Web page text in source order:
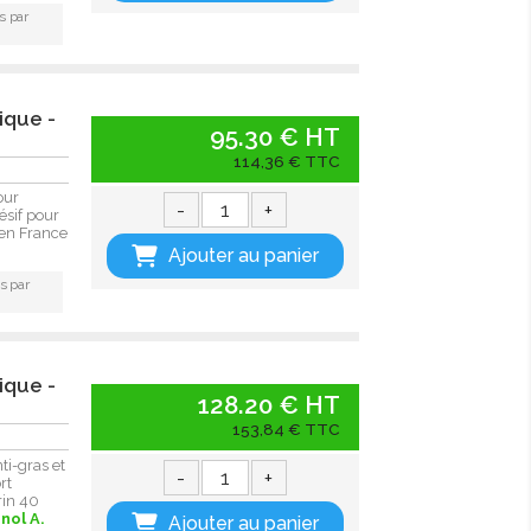
par
-
pour
France
par
95.30 € HT
114,36 € TTC
- +
Ajouter au panier
-
gras et
40
A.
128.20 € HT
153,84 € TTC
- +
Ajouter au panier